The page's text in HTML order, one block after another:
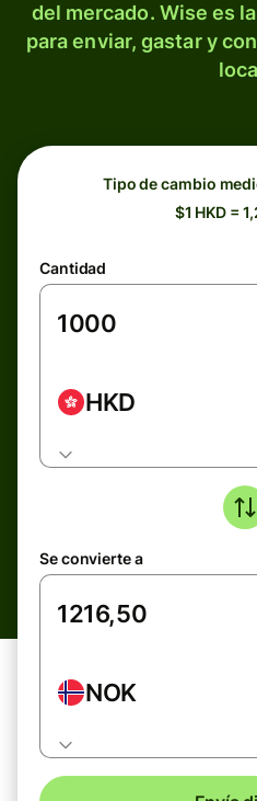
del mercado. Wise es
para enviar, gastar y
Tipo de cambio
$1 HKD =
Cantidad
HKD
Se convierte a
NOK